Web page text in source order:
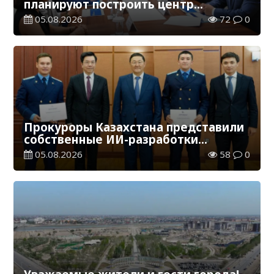
планируют построить центр
цифровизации
05.08.2026 72 0
Прокуроры Казахстана представили
собственные ИИ-разработки
мировому эксперту Кай-Фу Ли
05.08.2026 58 0